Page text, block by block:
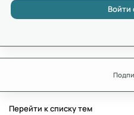
Войти
Перейти к списку тем